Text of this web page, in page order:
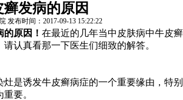
发病的原因
发布时间：2017-09-13 15:22:22
原因！ 在最近的几年当中皮肤病中牛皮
认真看那一下医生们细致的解答。
灶是诱发牛皮癣病症的一个重要缘由，特
要。